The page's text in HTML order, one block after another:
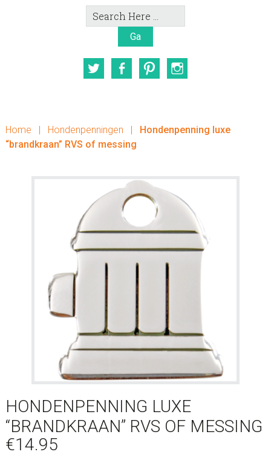
Search
Here
TwitterFacebookPinterest
Home | Hondenpenningen |
Hondenpenning luxe
“brandkraan” RVS of messing
HONDENPENNING LUXE
“BRANDKRAAN” RVS OF MESSING
€14.95